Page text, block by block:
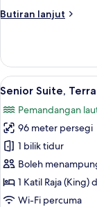
Butiran lanjut
Butiran
Suite,
Terrace
(Unique)
Lihat
semua
foto
untuk
Senior
Suite,
Terrace
(Unique)
6
Senior Suite,
Pemandangan
96 meter persegi
1 bilik tidur
Boleh
1 Katil Raja (King)
Wi-Fi percuma